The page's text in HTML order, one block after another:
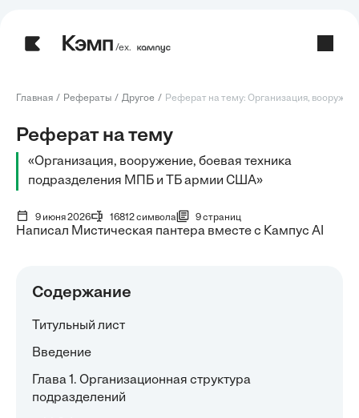
/ех.
Главная Рефераты Другое Реферат на тему: Организация,
Реферат на тему
«Организация, вооружение, боевая техника
подразделения МПБ и ТБ армии США»
9 июня 2026 16812 символа 9 страниц
Написал Мистическая пантера вместе с Кампус AI
Содержание
Титульный лист
Введение
Глава 1. Организационная структура
подразделений